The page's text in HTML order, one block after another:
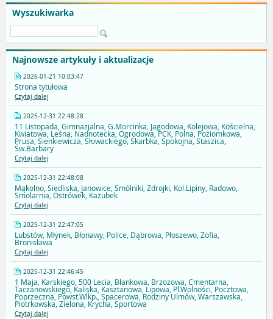
Wyszukiwarka
Najnowsze artykuły i aktualizacje
2026-01-21 10:03:47
Strona tytułowa
Czytaj dalej
2025-12-31 22:48:28
11 Listopada, Gimnazjalna, G.Morcinka, Jagodowa, Kolejowa, Kościelna,
Kwiatowa, Leśna, Nadnotecka, Ogrodowa, PCK, Polna, Poziomkowa,
Prusa, Sienkiewicza, Słowackiego, Skarbka, Spokojna, Staszica,
Św.Barbary
Czytaj dalej
2025-12-31 22:48:08
Mąkolno, Siedliska, Janowice, Smólniki, Zdrojki, Kol.Lipiny, Radowo,
Smolarnia, Ostrówek, Kazubek
Czytaj dalej
2025-12-31 22:47:05
Lubstów, Młynek, Błonawy, Police, Dąbrowa, Płoszewo, Zofia,
Bronisława
Czytaj dalej
2025-12-31 22:46:45
1 Maja, Karskiego, 500 Lecia, Błankowa, Brzozowa, Cmentarna,
Taczanowskiego, Kaliska, Kasztanowa, Lipowa, Pl.Wolności, Pocztowa,
Poprzeczna, Powst.Wlkp., Spacerowa, Rodziny Ulmów, Warszawska,
Piotrkowska, Zielona, Krycha, Sportowa
Czytaj dalej